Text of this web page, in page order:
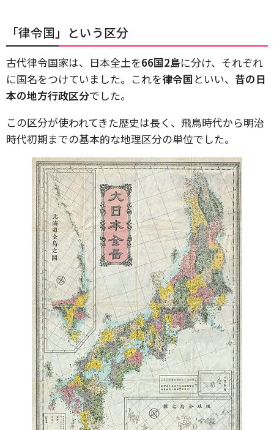
「律令国」という区分
古代律令国家は、日本全土を66国2島に分け、それぞれ
に国名をつけていました。これを律令国 といい、 昔の日
本の地方行政区分でした。
この区分が使われてきた歴史は長く、飛鳥時代から明治
時代初期までの基本的な地理区分の単位でした。